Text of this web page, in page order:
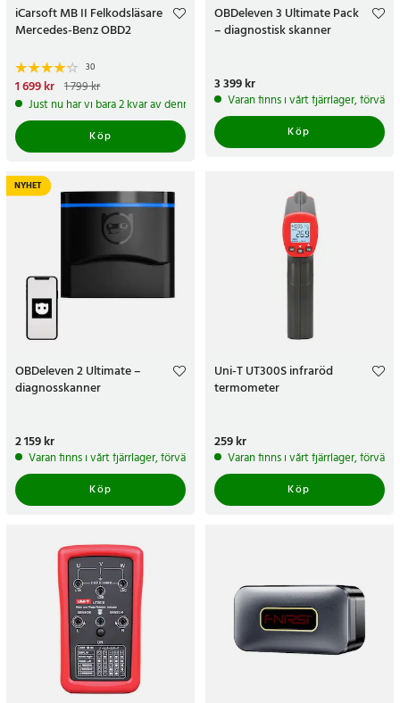
iCarsoft MB II Felkodsläsare
Mercedes-Benz OBD2
30
Nuvarande pris:
1 699 krTidigare pris:1 799 kr
1 699 kr 1 799 kr
Just nu har vi bara 2 kvar av denna produkt
Köp
OBDeleven 3 Ultimate Pack
– diagnostisk skanner
Pris:3 399 kr
3 399 kr
Varan finns i vårt fjärrlager,
Köp
NYHET
OBDeleven 2 Ultimate –
diagnosskanner
Pris:2 159 kr
2 159 kr
Varan finns i vårt fjärrlager, förväntas skickas inom 5-7 arbetsdagar
Köp
Uni-T UT300S infraröd
termometer
Pris:259 kr
259 kr
Varan finns i vårt fjärrlager,
Köp